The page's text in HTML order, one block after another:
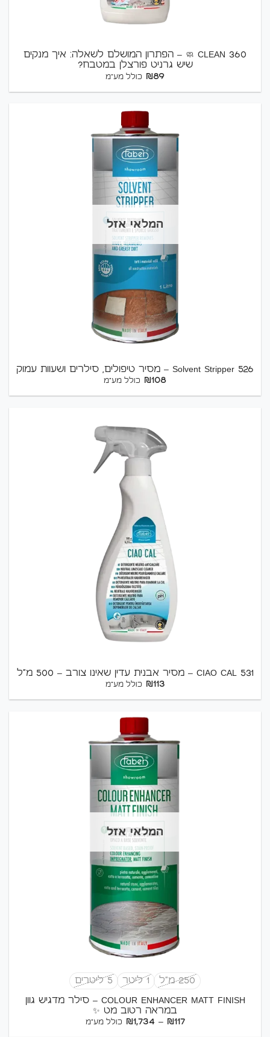
360 CLEAN 🧼 – הפתרון המושלם לשאלה: איך מנקים
שיש גרניט פורצלן במטבח?
₪89 כולל מע"מ
המלאי אזל
526 Solvent Stripper – מסיר טיפולים, סילרים ושעוות עמוק
₪108 כולל מע"מ
531 CIAO CAL – מסיר אבנית עדין שאינו צורב – 500 מ"ל
₪113 כולל מע"מ
המלאי אזל
250 מ"ל 1 ליטר
5 ליטרים
COLOUR ENHANCER MATT FINISH – סילר מדגיש גוון
במראה רטוב מט ✨
₪117
–
₪1,734 טווח
כולל מע"מ